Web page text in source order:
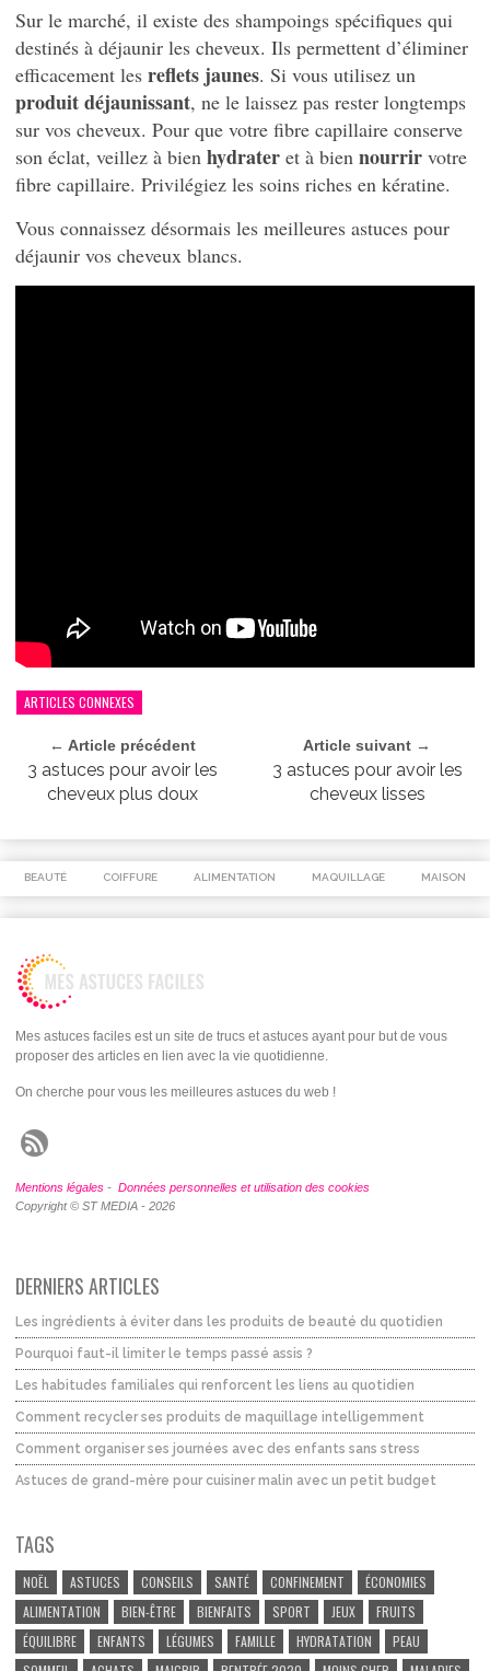
Sur le marché, il existe des shampoings spécifiques qui
destinés à déjaunir les cheveux. Ils permettent d’éliminer
efficacement les reflets jaunes. Si vous utilisez un
produit déjaunissant, ne le laissez pas rester longtemps
sur vos cheveux. Pour que votre fibre capillaire conserve
son éclat, veillez à bien hydrater et à bien nourrir votre
fibre capillaire. Privilégiez les soins riches en kératine.
Vous connaissez désormais les meilleures astuces pour
déjaunir vos cheveux blancs.
ARTICLES CONNEXES
← Article précédent
3 astuces pour avoir les
cheveux plus doux
Article suivant →
3 astuces pour avoir les
cheveux lisses
BEAUTÉ COIFFURE ALIMENTATION MAQUILLAGE MAISON
Mes astuces faciles est un site de trucs et astuces ayant pour but de vous
proposer des articles en lien avec la vie quotidienne.
On cherche pour vous les meilleures astuces du web !
Mentions légales - Données personnelles et utilisation des cookies
Copyright © ST MEDIA - 2026
DERNIERS ARTICLES
Les ingrédients à éviter dans les produits de beauté du quotidien
Pourquoi faut-il limiter le temps passé assis ?
Les habitudes familiales qui renforcent les liens au quotidien
Comment recycler ses produits de maquillage intelligemment
Comment organiser ses journées avec des enfants sans stress
Astuces de grand-mère pour cuisiner malin avec un petit budget
TAGS
NOËL ASTUCES CONSEILS SANTÉ CONFINEMENT
ÉCONOMIES
ALIMENTATION
BIEN-ÊTRE BIENFAITS SPORT JEUX
FRUITS
ÉQUILIBRE
ENFANTS LÉGUMES FAMILLE HYDRATATION
PEAU